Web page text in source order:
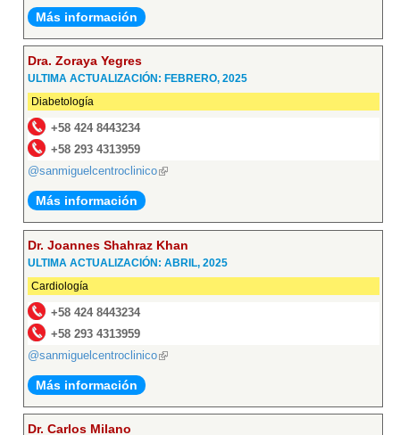
is
external)
Más información
Dra. Zoraya Yegres
ULTIMA ACTUALIZACIÓN: FEBRERO, 2025
Diabetología
+58 424 8443234
+58 293 4313959
@sanmiguelcentroclinico(link
Más información
Dr. Joannes Shahraz Khan
ULTIMA ACTUALIZACIÓN: ABRIL, 2025
Cardiología
+58 424 8443234
+58 293 4313959
@sanmiguelcentroclinico(link
Más información
Dr. Carlos Milano